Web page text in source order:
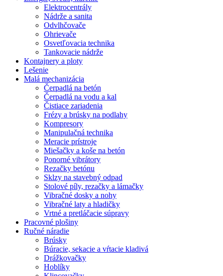
Elektrocentrály
Nádrže a sanita
Odvlhčovače
Ohrievače
Osvetľovacia technika
Tankovacie nádrže
Kontajnery a ploty
Lešenie
Malá mechanizácia
Čerpadlá na betón
Čerpadlá na vodu a kal
Čistiace zariadenia
Frézy a brúsky na podlahy
Kompresory
Manipulačná technika
Meracie prístroje
Miešačky a koše na betón
Ponorné vibrátory
Rezačky betónu
Sklzy na stavebný odpad
Stolové píly, rezačky a lámačky
Vibračné dosky a nohy
Vibračné laty a hladičky
Vrtné a pretláčacie súpravy
Pracovné plošiny
Ručné náradie
Brúsky
Búracie, sekacie a vŕtacie kladivá
Drážkovačky
Hoblíky